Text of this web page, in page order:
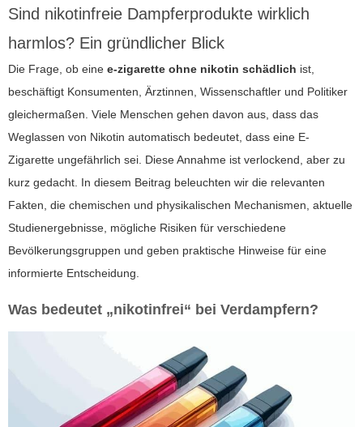
Sind nikotinfreie Dampferprodukte wirklich
harmlos? Ein gründlicher Blick
Die Frage, ob eine e-zigarette ohne nikotin schädlich ist,
beschäftigt Konsumenten, Ärztinnen, Wissenschaftler und Politiker
gleichermaßen. Viele Menschen gehen davon aus, dass das
Weglassen von Nikotin automatisch bedeutet, dass eine E-
Zigarette ungefährlich sei. Diese Annahme ist verlockend, aber zu
kurz gedacht. In diesem Beitrag beleuchten wir die relevanten
Fakten, die chemischen und physikalischen Mechanismen, aktuelle
Studienergebnisse, mögliche Risiken für verschiedene
Bevölkerungsgruppen und geben praktische Hinweise für eine
informierte Entscheidung.
Was bedeutet „nikotinfrei“ bei Verdampfern?